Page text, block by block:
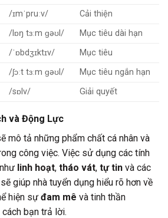
/ɪmˈpruːv/
Cải thiện
/lɒŋ tɜːm ɡəʊl/
Mục tiêu dài hạn
/ˈɒbdʒɪktɪv/
Mục tiêu
/ʃɔːt tɜːm ɡəʊl/
Mục tiêu ngắn hạn
/sɒlv/ Giải quyết
và Động Lực
mô tả những phẩm chất cá nhân và
công việc. Việc sử dụng các tính
như linh hoạt, tháo vát, tự tin và các
sẽ giúp nhà tuyển dụng hiểu rõ hơn về
hiện sự đam mê và tinh thần
bạn trả lời.